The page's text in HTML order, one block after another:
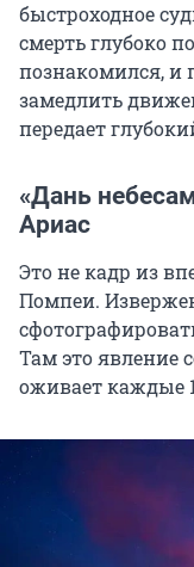
быстроходное
смерть глубоко
познакомился, и
замедлить
передает
«Дань
Ариас
Это не кадр из
Помпеи.
Там это явление
оживает каждые